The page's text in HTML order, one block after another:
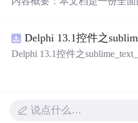
验增强、以及marshmallow的
议与版本兼容性策略。 m.czqysy.com m.cxs666.com cananke
yy.com btcxxm.com
统管理、网络配置、安全防
域。每个命令均提供简洁的作
验的开发者、运维工程师和
Delphi 13.1控件之
说点什么…